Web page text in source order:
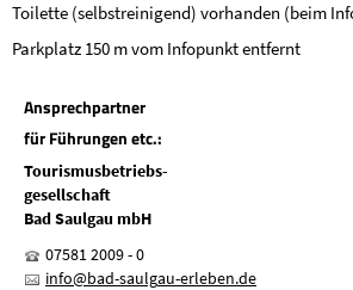
Toilette (selbstreinigend) vorhanden (beim
Parkplatz 150 m vom Infopunkt entfernt
Ansprechpartner
für Führungen etc.:
Tourismusbetriebs-
gesellschaft
Bad Saulgau mbH
07581 2009 - 0
nf
b d-s lg - rl b n d